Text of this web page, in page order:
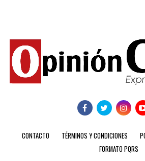
CONTACTO TÉRMINOS Y CONDICIONES
FORMATO PQRS